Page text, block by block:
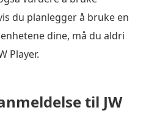
du planlegger å bruke en
dine, må du aldri
Player.
til JW